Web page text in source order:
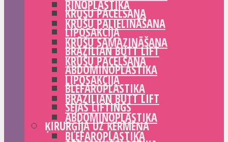
KRŪŠU PACELŠANA
LIPOSAKCIJA
BRAZILIAN BUTT LIFT
ABDOMINOPLASTIKA
BLEFAROPLASTIKA
SEJAS LIFTINGS
ĶIRURĢIJA UZ ĶERMEŅA
RINOPLASTIKA
KRŪŠU PALIELINĀŠANA
KRŪŠU SAMAZINĀŠANA
KRŪŠU PACELŠANA
LIPOSAKCIJA
BRAZILIAN BUTT LIFT
ABDOMINOPLASTIKA
BLEFAROPLASTIKA